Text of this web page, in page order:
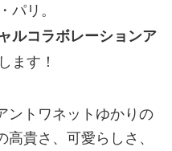
パリ 。
ルコラボレーションア
ます！
ントワネットゆかりの
貴さ、可愛らしさ、